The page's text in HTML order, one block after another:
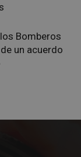
Bomberos
un acuerdo